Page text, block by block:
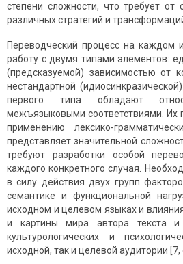
степени сложности, что требует от
различных стратегий и
Переводческий процесс на каждом
работу с двумя типами элементов:
(предсказуемой) зависимостью от
нестандартной
первого типа обладают
межъязыковыми соответствиями. Их
применению лексико-
представляет значительной
требуют разработки особой
каждого конкретного случая.
в силу действия двух групп
семантике и функциональной
исходном и целевом языках и
и картины мира автора текста
культурологических и
исходной, так и целевой аудитории [7,